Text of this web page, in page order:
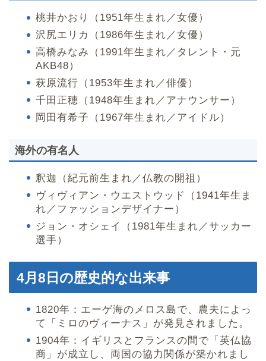
桃井かおり（1951年生まれ／女優）
沢尻エリカ（1986年生まれ／女優）
高橋みなみ（1991年生まれ／タレント・元
AKB48）
萩原流行（1953年生まれ／俳優）
千田正穂（1948年生まれ／アナウンサー）
岡田有希子（1967年生まれ／アイドル）
海外の有名人
釈迦（紀元前生まれ／仏教の開祖）
ヴィヴィアン・ウエストウッド（1941年生ま
れ／ファッションデザイナー）
ジョン・オシェイ（1981年生まれ／サッカー
選手）
4月8日の歴史的な出来事
1820年：エーゲ海のメロス島で、農夫によっ
て「ミロのヴィーナス」が発見されました。
1904年：イギリスとフランスの間で「英仏協
商」が成立し、両国の協力関係が築かれまし